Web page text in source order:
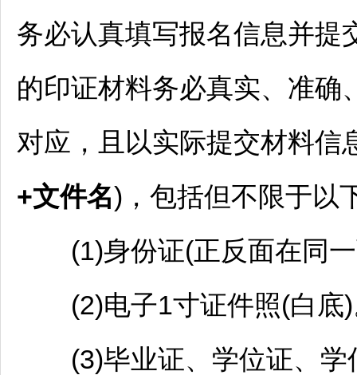
务必认真填写报名信息并提
的印证材料务必真实、准确
对应，且以实际提交材料信
+文件名)，包括但不限于以
(1)身份证(正反面在同一
(2)电子1寸证件照(白底)
(3)毕业证、学位证、学